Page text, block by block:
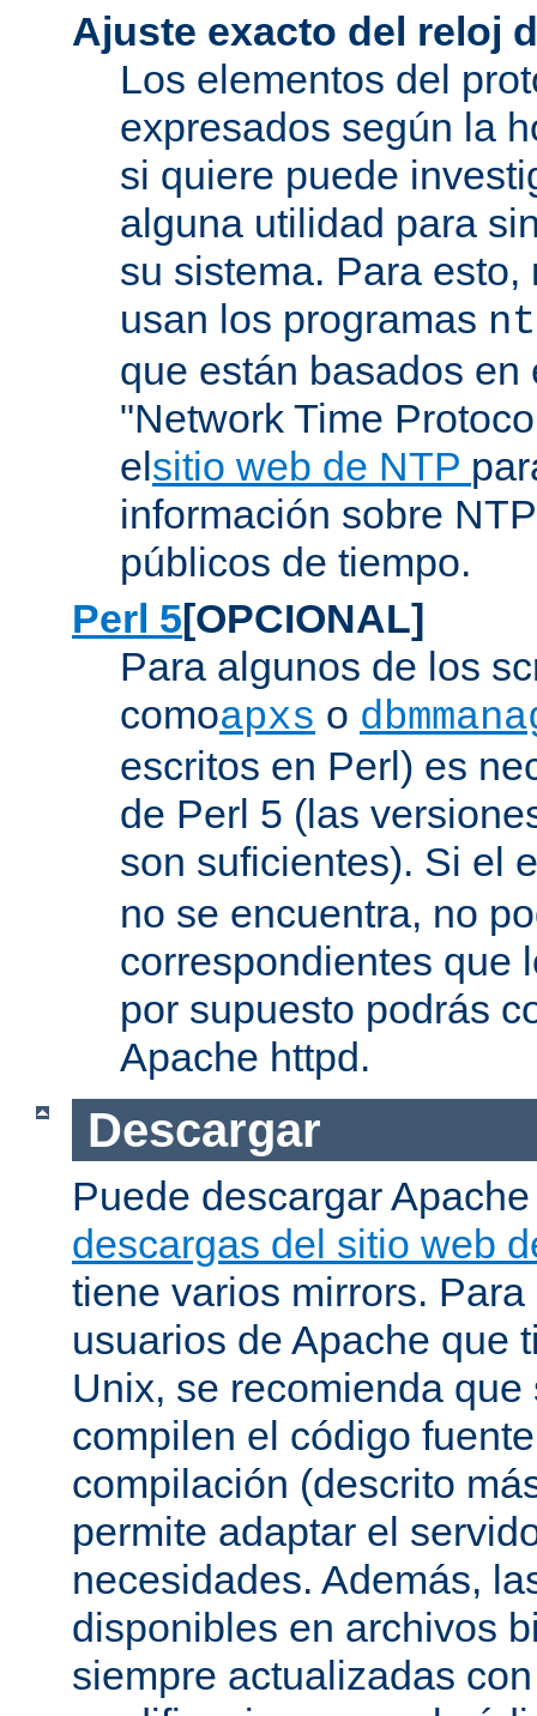
Ajuste exacto del reloj
Los elementos del
expresados según la
si quiere puede
alguna utilidad para
su sistema. Para esto,
usan los programas
que están basados en
"Network Time
elsitio web de NTP
información sobre
públicos de tiempo.
Perl 5[OPCIONAL]
Para algunos de los
comoapxs o
escritos en Perl) es
de Perl 5 (las
son suficientes). Si el
no se encuentra, no
correspondientes que
por supuesto podrás
Apache httpd.
Descargar
Puede descargar
descargas del sitio web
tiene varios mirrors.
usuarios de Apache que
Unix, se recomienda
compilen el código
compilación (descrito
permite adaptar el
necesidades. Además,
disponibles en archivos
siempre actualizadas